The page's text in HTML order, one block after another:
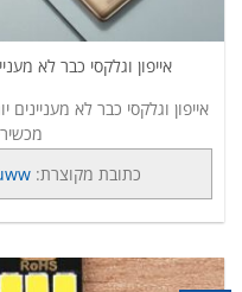
אייפון וגלקסי כבר לא
אייפון וגלקסי כבר לא
כתובת מקוצרת: